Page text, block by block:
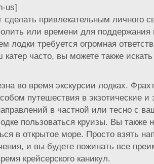
us]
сделать привлекательным личного
или времени для
лодки требуется огромная
катер часто, вы можете также
во время экскурсии лодках.
путешествия в экзотические
в частной или тесно с
пользоваться круизы. Вы также
в открытое море. Просто взять
и вы будете пожинать все
крейсерского каникул.